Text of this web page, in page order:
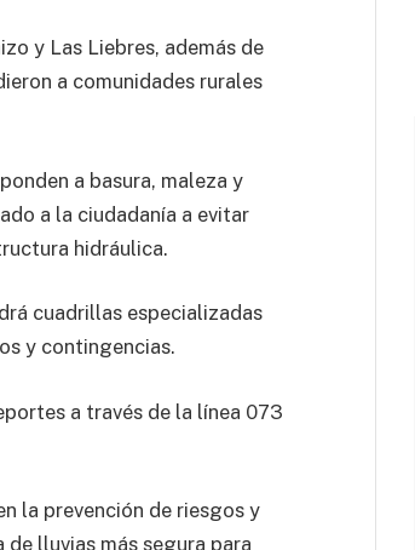
y Las Liebres, además de
a comunidades rurales
a basura, maleza y
a la ciudadanía a evitar
hidráulica.
cuadrillas especializadas
y contingencias.
a través de la línea 073
la prevención de riesgos y
lluvias más segura para